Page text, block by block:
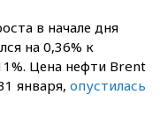
в начале дня
на 0,36% к
Цена нефти Brent
января, опустилась